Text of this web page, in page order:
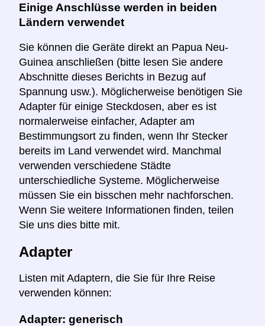
Einige Anschlüsse werden in beiden
Ländern verwendet
Sie können die Geräte direkt an Papua Neu-
Guinea anschließen (bitte lesen Sie andere
Abschnitte dieses Berichts in Bezug auf
Spannung usw.). Möglicherweise benötigen Sie
Adapter für einige Steckdosen, aber es ist
normalerweise einfacher, Adapter am
Bestimmungsort zu finden, wenn Ihr Stecker
bereits im Land verwendet wird. Manchmal
verwenden verschiedene Städte
unterschiedliche Systeme. Möglicherweise
müssen Sie ein bisschen mehr nachforschen.
Wenn Sie weitere Informationen finden, teilen
Sie uns dies bitte mit.
Adapter
Listen mit Adaptern, die Sie für Ihre Reise
verwenden können:
Adapter: generisch